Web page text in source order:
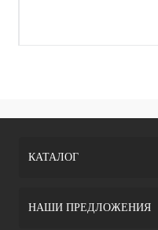
КАТАЛОГ
НАШИ ПРЕДЛОЖЕНИЯ